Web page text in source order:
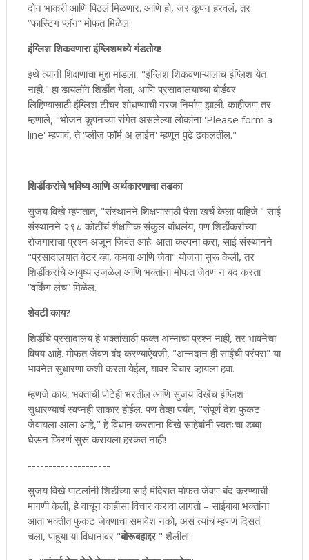
दोन भाकरी आणि पिठलं मिळणार. आणि हो, जर कूपन हरवलं, तर
“फास्टिंग प्लॅन” मोफत मिळेल.
इंग्लिश शिकवणारा इंग्लिशमध्ये गंडतोय!
इथे त्यांनी शिक्षणाचा मुद्दा मांडला, "इंग्लिश शिकवणाऱ्यालाच इंग्लिश येत
नाही." हा डायलॉग शिर्डीत गेला, आणि प्रसादालयाच्या बोर्डवर
लिहिण्यासाठी इंग्लिश टीचर शोधण्याची गरज निर्माण झाली. काहीजण तर
म्हणाले, "भोजन कूपनच्या रांगेत असलेल्या लोकांना 'Please form a
line' म्हणावं, ते 'प्लीज फॉर्म अ लाईन' म्हणून पुढे ढकलतील."
शिर्डीकरांचे भविष्य आणि अर्थकारणाचा तडका
सुजय विखे म्हणतात, "संस्थानने शिक्षणासाठी पैसा खर्च केला पाहिजे." साई
संस्थानने २९८ कोटींचं शैक्षणिक संकुल बांधलंय, पण शिर्डीकरांच्या
रोजगाराचा प्रश्न अजून जिवंत आहे. आता कल्पना करा, साई संस्थानने
"प्रसादालयात वेटर व्हा, कमवा आणि जेवा" योजना सुरू केली, तर
शिर्डीकरांचे आयुष्य उजळेल आणि भक्तांना मोफत जेवण न बंद करता
“वर्किंग लंच” मिळेल.
शेवटी काय?
शिर्डीचे प्रसादालय हे भक्तांसाठी फक्त अन्नाचा प्रश्न नाही, तर भावनेचा
विषय आहे. मोफत जेवण बंद करण्याऐवजी, "अन्नदान ही साईंची परंपरा" या
भावनेत सुधारणा कशी करता येईल, यावर विचार व्हायला हवा.
म्हणजे काय, भक्तांची पोटेही भरतील आणि सुजय विखेंचं इंग्लिश
सुधारण्याचं स्वप्नही साकार होईल. पण तेव्हा पर्यंत, "संपूर्ण देश फुकट
जेवायला आला आहे," हे विधान करताना विखे साहेबांनी स्वतःचा डब्बा
घेऊन फिरणं सुरू करायला हरकत नाही!
--------------------
सुजय विखे पाटलांनी शिर्डीच्या साई मंदिरात मोफत जेवण बंद करण्याची
मागणी केली, हे वाचून काहीसा विचार करावा लागतो – साईबाबा भक्तांना
आता भक्तीत फुकट जेवणाचा समावेश नको, असं त्यांचं म्हणणं दिसतं.
चला, पाहूया या विधानांवर "बोरूबहाद्दर" शैलीत!